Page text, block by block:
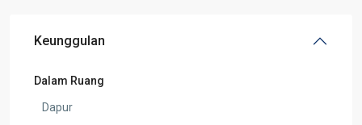
Keunggulan
Dalam Ruang
Dapur